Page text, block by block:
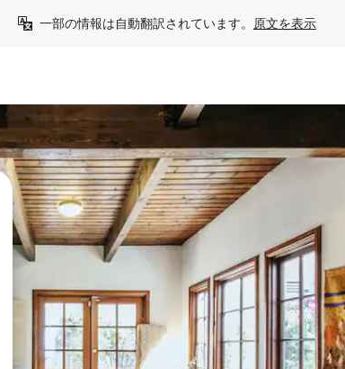
一部の情報は自動翻訳されています。 原文を表示
か、画面をタッチまたはスワイプして検索結果を確認する